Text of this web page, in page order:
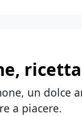
un dolce
a piacere.